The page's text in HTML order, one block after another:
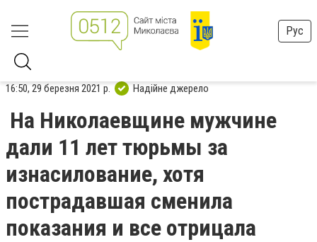
Рус
16:50, 29 березня 2021 р. Надійне джерело
На Николаевщине мужчине
дали 11 лет тюрьмы за
изнасилование, хотя
пострадавшая сменила
показания и все отрицала